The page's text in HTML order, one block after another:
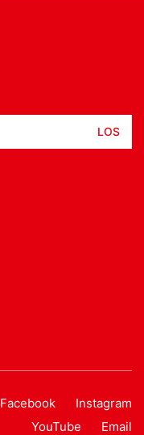
Facebook
Instagram
YouTube
Email